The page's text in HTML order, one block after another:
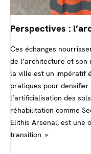
Perspectives :
Ces échanges
de l’architecture et
la ville est un impératif
pratiques pour
l’artificialisation des
réhabilitation comme
Elithis Arsenal, est une
transition. »